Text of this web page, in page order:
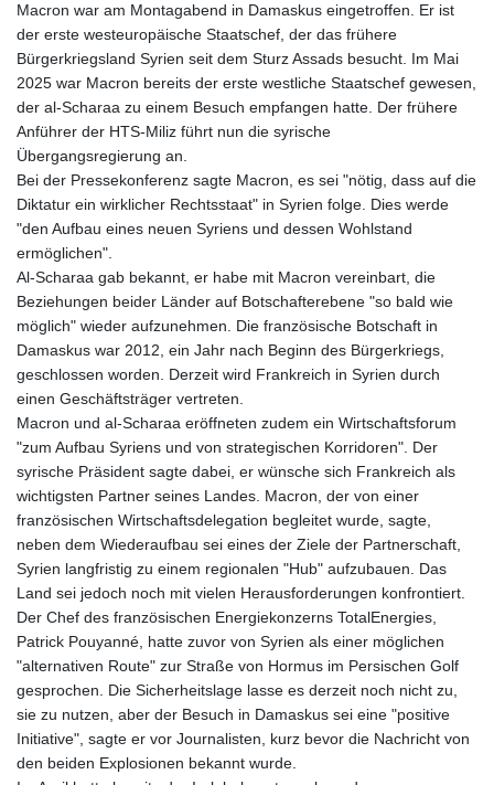
Macron war am Montagabend in Damaskus eingetroffen. Er ist
der erste westeuropäische Staatschef, der das frühere
Bürgerkriegsland Syrien seit dem Sturz Assads besucht. Im Mai
2025 war Macron bereits der erste westliche Staatschef gewesen,
der al-Scharaa zu einem Besuch empfangen hatte. Der frühere
Anführer der HTS-Miliz führt nun die syrische
Übergangsregierung an.
Bei der Pressekonferenz sagte Macron, es sei "nötig, dass auf die
Diktatur ein wirklicher Rechtsstaat" in Syrien folge. Dies werde
"den Aufbau eines neuen Syriens und dessen Wohlstand
ermöglichen".
Al-Scharaa gab bekannt, er habe mit Macron vereinbart, die
Beziehungen beider Länder auf Botschafterebene "so bald wie
möglich" wieder aufzunehmen. Die französische Botschaft in
Damaskus war 2012, ein Jahr nach Beginn des Bürgerkriegs,
geschlossen worden. Derzeit wird Frankreich in Syrien durch
einen Geschäftsträger vertreten.
Macron und al-Scharaa eröffneten zudem ein Wirtschaftsforum
"zum Aufbau Syriens und von strategischen Korridoren". Der
syrische Präsident sagte dabei, er wünsche sich Frankreich als
wichtigsten Partner seines Landes. Macron, der von einer
französischen Wirtschaftsdelegation begleitet wurde, sagte,
neben dem Wiederaufbau sei eines der Ziele der Partnerschaft,
Syrien langfristig zu einem regionalen "Hub" aufzubauen. Das
Land sei jedoch noch mit vielen Herausforderungen konfrontiert.
Der Chef des französischen Energiekonzerns TotalEnergies,
Patrick Pouyanné, hatte zuvor von Syrien als einer möglichen
"alternativen Route" zur Straße von Hormus im Persischen Golf
gesprochen. Die Sicherheitslage lasse es derzeit noch nicht zu,
sie zu nutzen, aber der Besuch in Damaskus sei eine "positive
Initiative", sagte er vor Journalisten, kurz bevor die Nachricht von
den beiden Explosionen bekannt wurde.